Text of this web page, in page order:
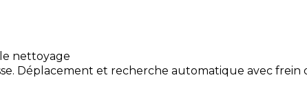
nettoyage
Déplacement et recherche automatique avec frein